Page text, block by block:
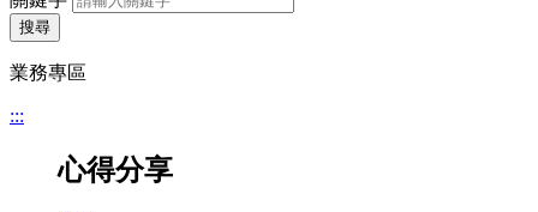
搜尋
業務專區
:::
心得分享